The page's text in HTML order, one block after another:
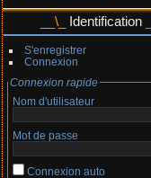
Identification
S'enregistrer
Connexion
Connexion rapide
Nom d'utilisateur
Mot de passe
Connexion auto